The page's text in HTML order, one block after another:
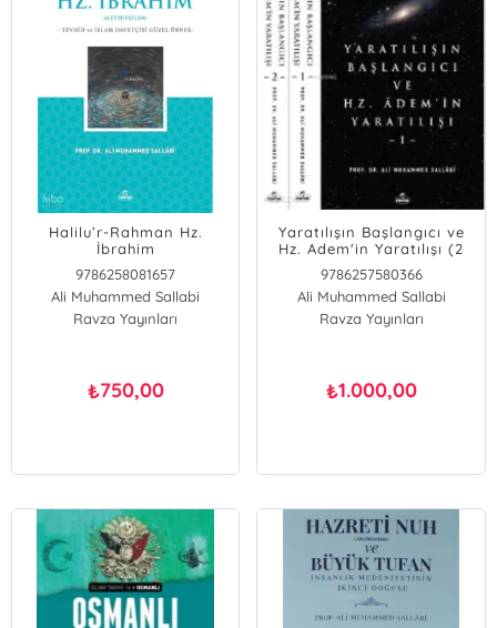
Halilu’r-Rahman Hz.
İbrahim
9786258081657
Ali Muhammed Sallabi
Ravza Yayınları
₺750,00
Yaratılışın Başlangıcı ve
Hz. Adem'in Yaratılışı (2
Cilt)
9786257580366
Ali Muhammed Sallabi
Ravza Yayınları
₺1.000,00